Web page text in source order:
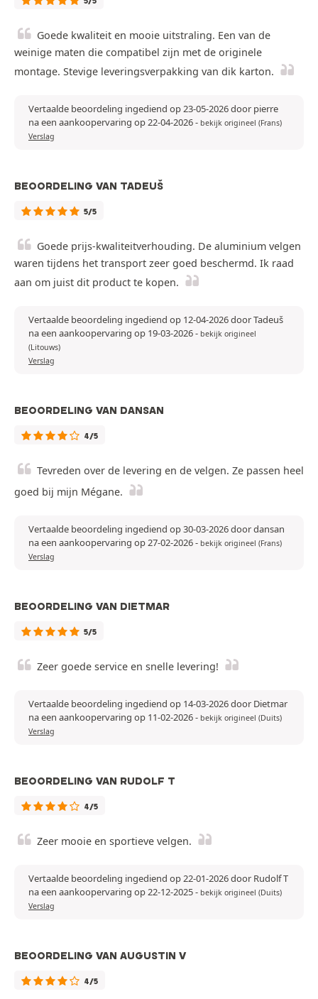
Goede kwaliteit en mooie uitstraling. Een van de
weinige maten die compatibel zijn met de originele
montage. Stevige leveringsverpakking van dik karton.
Vertaalde beoordeling ingediend op 23-05-2026 door pierre
na een aankoopervaring op 22-04-2026- bekijk origineel (Frans)
Verslag
BEOORDELING VAN TADEUŠ
5/5
Goede prijs-kwaliteitverhouding. De aluminium velgen
waren tijdens het transport zeer goed beschermd. Ik raad
aan om juist dit product te kopen.
Vertaalde beoordeling ingediend op 12-04-2026 door Tadeuš
na een aankoopervaring op 19-03-2026- bekijk origineel
(Litouws)
Verslag
BEOORDELING VAN DANSAN
4/5
Tevreden over de levering en de velgen. Ze passen heel
goed bij mijn Mégane.
Vertaalde beoordeling ingediend op 30-03-2026 door dansan
na een aankoopervaring op 27-02-2026- bekijk origineel (Frans)
Verslag
BEOORDELING VAN DIETMAR
5/5
Zeer goede service en snelle levering!
Vertaalde beoordeling ingediend op 14-03-2026 door Dietmar
na een aankoopervaring op 11-02-2026- bekijk origineel (Duits)
Verslag
BEOORDELING VAN RUDOLF T
4/5
Zeer mooie en sportieve velgen.
Vertaalde beoordeling ingediend op 22-01-2026 door Rudolf T
na een aankoopervaring op 22-12-2025- bekijk origineel (Duits)
Verslag
BEOORDELING VAN AUGUSTIN V
4/5